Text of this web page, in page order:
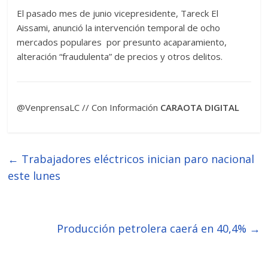
El pasado mes de junio vicepresidente, Tareck El
Aissami, anunció la intervención temporal de ocho
mercados populares por presunto acaparamiento,
alteración “fraudulenta” de precios y otros delitos.
@VenprensaLC // Con Información CARAOTA DIGITAL
← Trabajadores eléctricos inician paro nacional
este lunes
Producción petrolera caerá en 40,4% →